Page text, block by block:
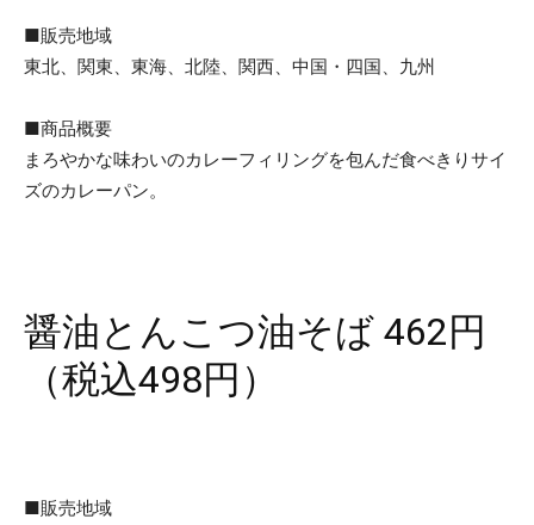
■販売地域
東北、関東、東海、北陸、関西、中国・四国、九州
■商品概要
まろやかな味わいのカレーフィリングを包んだ食べきりサイ
ズのカレーパン。
醤油とんこつ油そば 462円
（税込498円）
■販売地域